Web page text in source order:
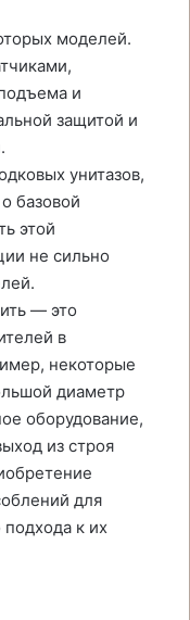
моделей.
и
защитой и
унитазов,
базовой
этой
не сильно
— это
в
некоторые
диаметр
оборудование,
из строя
для
подхода к их